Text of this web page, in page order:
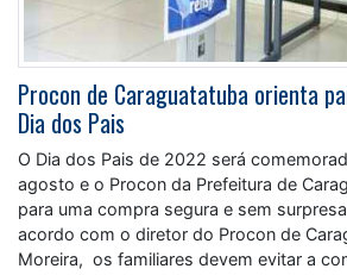
Procon de Caraguatatuba orienta
Dia dos Pais
O Dia dos Pais de 2022 será
agosto e o Procon da Prefeitura de
para uma compra segura e sem
acordo com o diretor do Procon de
Moreira, os familiares devem evitar a